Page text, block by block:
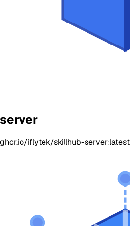
server
ghcr.io/iflytek/skillhub-server:latest